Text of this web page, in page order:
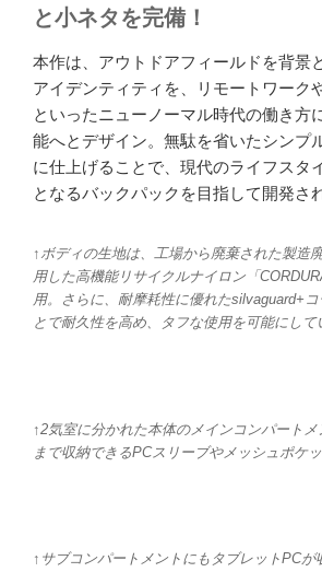
と小ネタを完備！
本作は、アウトドアフィールドを背景
アイデンティティを、リモートワーク
といったニューノーマル時代の働き方
能へとデザイン。無駄を省いたシンプ
に仕上げることで、現代のライフスタ
となるバックパックを目指して開発さ
↑ボディの生地は、工場から廃棄された製造
用した高機能リサイクルナイロン「
用。さらに、耐摩耗性に優れたsilvaguard+
とで耐久性を高め、タフな使用を可能にして
↑2気室に分かれた本体のメインコンパート
まで収納できるPCスリーブやメッシュポケ
↑サブコンパートメントにもタブレットPCが